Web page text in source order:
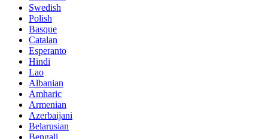
Swedish
Polish
Basque
Catalan
Esperanto
Hindi
Lao
Albanian
Amharic
Armenian
Azerbaijani
Belarusian
Bengali